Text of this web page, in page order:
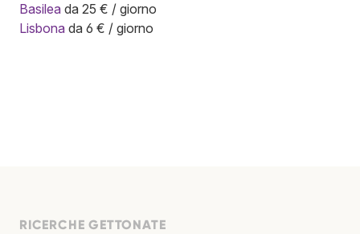
Basilea da 25 € / giorno
Lisbona da 6 € / giorno
RICERCHE GETTONATE